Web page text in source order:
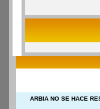
ARBIA NO SE HACE